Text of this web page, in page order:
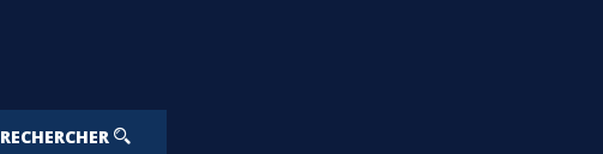
RECHERCHER